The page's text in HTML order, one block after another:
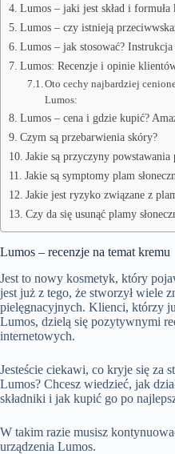
Lumos – jaki jest skład i formuła
Lumos – czy istnieją
Lumos – jak stosować?
Lumos: Recenzje i opinie
Oto cechy najbardziej
Lumos:
Lumos – cena i gdzie kupić?
Czym są przebarwienia skóry?
Jakie są przyczyny powstawania
Jakie są symptomy plam
Jakie jest ryzyko związane z
Czy da się usunąć plamy
Lumos – recenzje na temat kremu
Jest to nowy kosmetyk, który
jest już z tego, że stworzył wiele
pielęgnacyjnych. Klienci, którzy
Lumos, dzielą się pozytywnymi
internetowych.
Jesteście ciekawi, co kryje się za
Lumos? Chcesz wiedzieć, jak
składniki i jak kupić go po
W takim razie musisz
urządzenia Lumos.